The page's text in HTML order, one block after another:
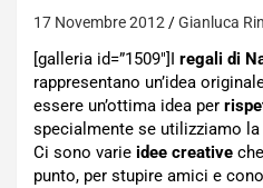
17 Novembre 2012 Gianluca
[galleria id=”1509″]I regali di
rappresentano un’idea
essere un’ottima idea per
specialmente se utilizziamo la
Ci sono varie idee creative
punto, per stupire amici e